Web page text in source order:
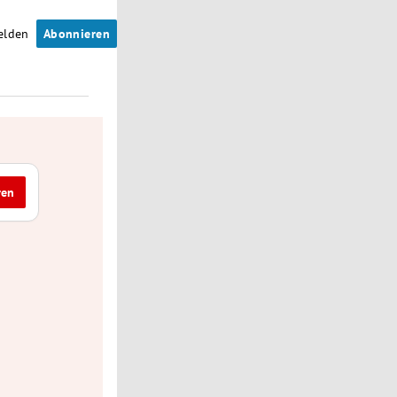
Abonnieren